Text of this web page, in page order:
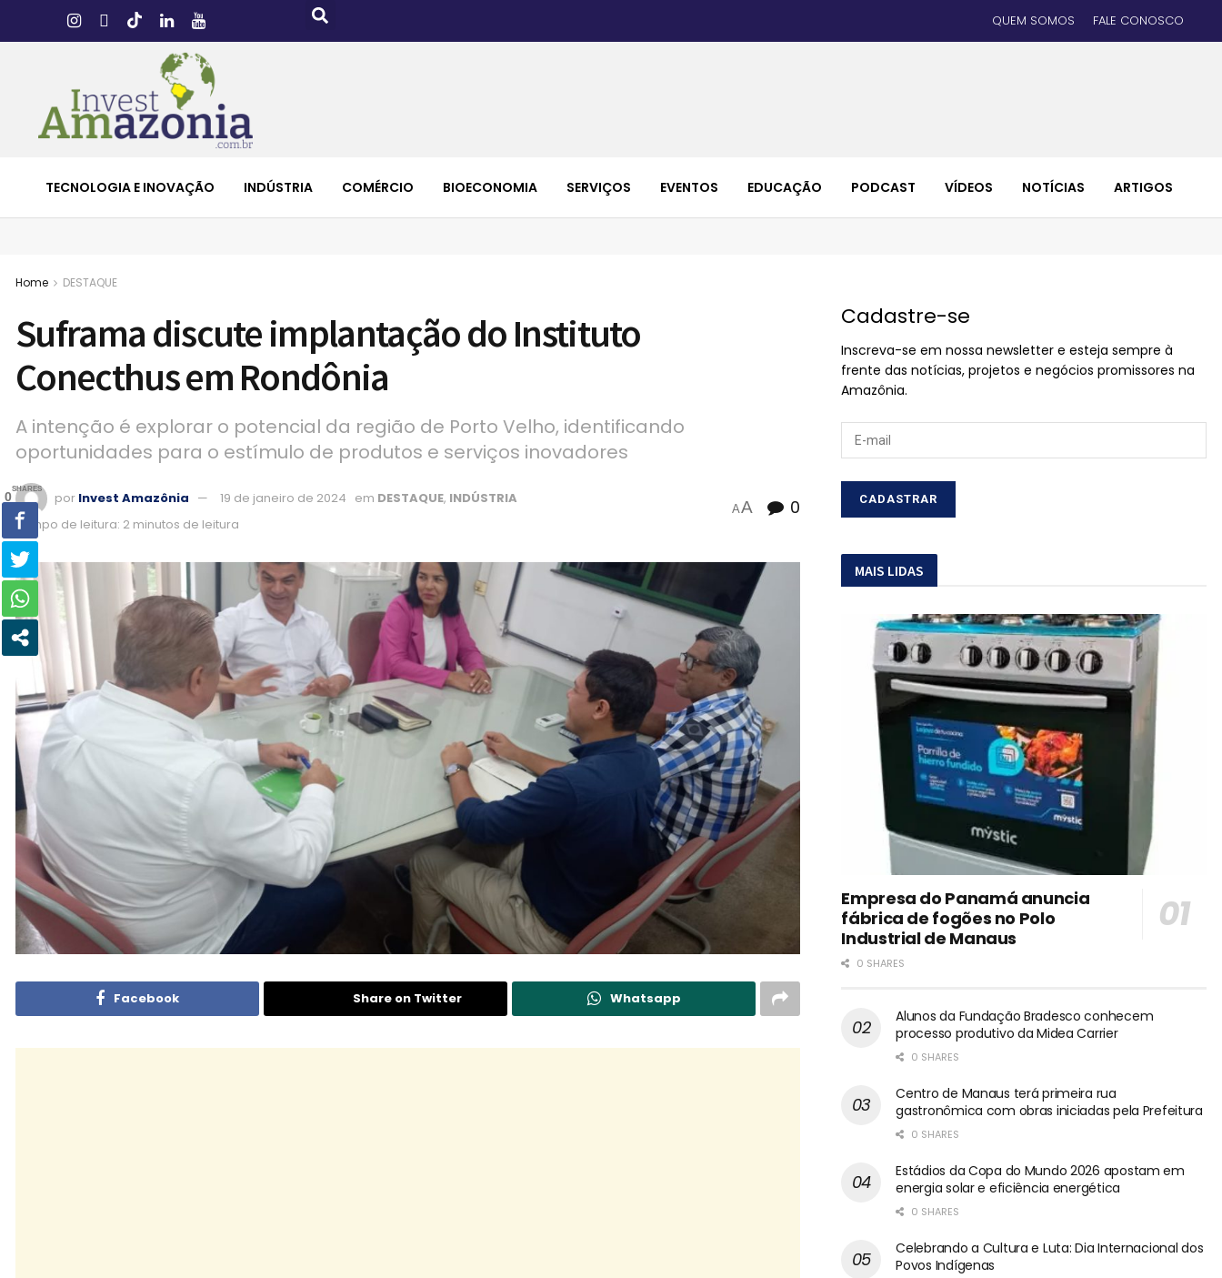
QUEM SOMOS FALE CONOSCO
TECNOLOGIA E INOVAÇÃO INDÚSTRIA COMÉRCIO BIOECONOMIA SERVIÇOS EVENTOS EDUCAÇÃO PODCAST VÍDEOS NOTÍCIAS ARTIGOS
Home DESTAQUE
Suframa discute implantação do Instituto
Conecthus em Rondônia
A intenção é explorar o potencial da região de Porto Velho, identificando
oportunidades para o estímulo de produtos e serviços inovadores
por Invest Amazônia 19 de janeiro de 2024 em DESTAQUE, INDÚSTRIA
Tempo de leitura: 2 minutos de leitura
AA 0
Facebook Share on Twitter Whatsapp
Cadastre-se
Inscreva-se em nossa newsletter e esteja sempre à
frente das notícias, projetos e negócios promissores na
Amazônia.
MAIS LIDAS
Empresa do Panamá anuncia
fábrica de fogões no Polo
Industrial de Manaus
0 SHARES
Alunos da Fundação Bradesco conhecem
processo produtivo da Midea Carrier
0 SHARES
Centro de Manaus terá primeira rua
gastronômica com obras iniciadas pela Prefeitura
0 SHARES
Estádios da Copa do Mundo 2026 apostam em
energia solar e eficiência energética
0 SHARES
Celebrando a Cultura e Luta: Dia Internacional dos
Povos Indígenas
0
SHARES